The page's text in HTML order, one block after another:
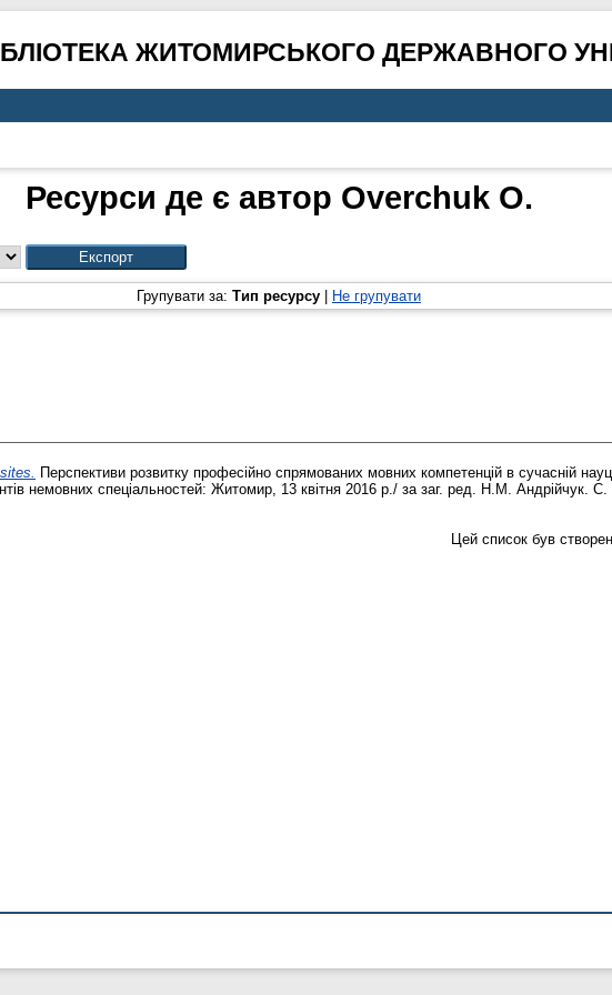
ЖИТОМИРСЬКОГО ДЕРЖАВНОГО
Ресурси де є автор Overchuk O.
Групувати за: Тип ресурсу Не групувати
Перспективи розвитку професійно спрямованих мовних компетенцій в сучасній
немовних спеціальностей: Житомир, 13 квітня 2016 р./ за заг. ред. Н.М. Андрійчук. С.
Цей список був